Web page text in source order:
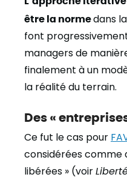
être la normedans
font
managers de
finalement à un
la réalité du terrain.
Des «
Ce fut le cas pour
considérées comme
libérées » (voir